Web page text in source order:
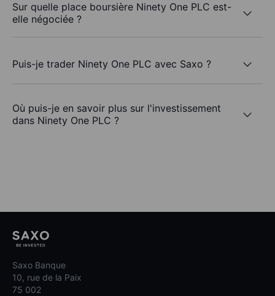
Sur quelle place boursière Ninety One PLC est-
elle négociée ?
Puis-je trader Ninety One PLC avec Saxo ?
Où puis-je en savoir plus sur l'investissement
dans Ninety One PLC ?
Saxo Banque
10, rue de la Paix
75 002